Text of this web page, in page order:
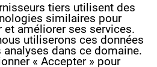
tiers utilisent des
similaires pour
et améliorer ses services.
utiliserons ces données
dans ce domaine.
« Accepter » pour
nutrition par mail à
ou par téléphone